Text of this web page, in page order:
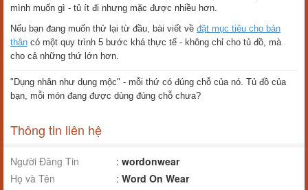
mình muốn gì - tủ ít đi nhưng mặc được nhiều hơn.
Nếu bạn đang muốn thử lại từ đầu, bài viết về đặt mục tiêu cho bản
thân có một quy trình 5 bước khá thực tế - không chỉ cho tủ đồ, mà
cho cả những thứ lớn hơn.
"Dụng nhân như dụng mộc" - mỗi thứ có đúng chỗ của nó. Tủ đồ của
bạn, mỗi món đang được dùng đúng chỗ chưa?
Thông tin liên hệ
Người Đăng Tin : wordonwear
Họ và Tên
: Word On Wear